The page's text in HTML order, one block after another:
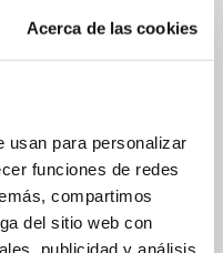
Acerca de las cookies
usan para personalizar
funciones de redes
compartimos
del sitio web con
publicidad y análisis
determinados
sucedan causas de
imposible el
SLno otorga
en ningún
cualquier naturaleza
la falta de